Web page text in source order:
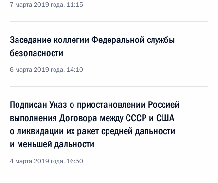
7 марта 2019 года, 11:15
Заседание коллегии Федеральной службы
безопасности
6 марта 2019 года, 14:10
Подписан Указ о приостановлении Россией
выполнения Договора между СССР и США
о ликвидации их ракет средней дальности
и меньшей дальности
4 марта 2019 года, 16:50